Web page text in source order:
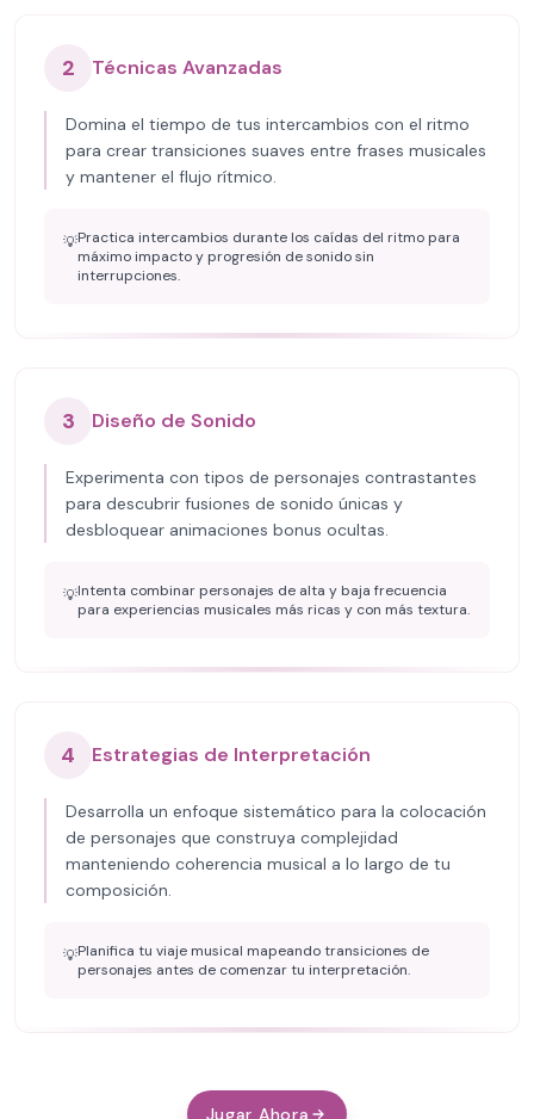
2 Técnicas Avanzadas
Domina el tiempo de tus intercambios con el ritmo
para crear transiciones suaves entre frases musicales
y mantener el flujo rítmico.
💡Practica intercambios durante los caídas del ritmo para
máximo impacto y progresión de sonido sin
interrupciones.
3 Diseño de Sonido
Experimenta con tipos de personajes contrastantes
para descubrir fusiones de sonido únicas y
desbloquear animaciones bonus ocultas.
💡Intenta combinar personajes de alta y baja frecuencia
para experiencias musicales más ricas y con más textura.
4 Estrategias de Interpretación
Desarrolla un enfoque sistemático para la colocación
de personajes que construya complejidad
manteniendo coherencia musical a lo largo de tu
composición.
💡Planifica tu viaje musical mapeando transiciones de
personajes antes de comenzar tu interpretación.
Jugar Ahora